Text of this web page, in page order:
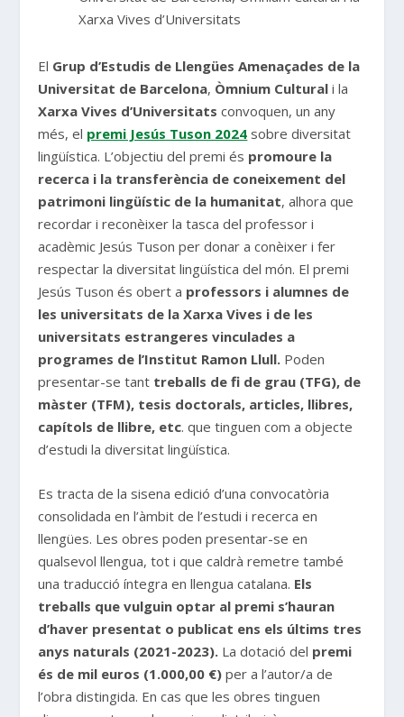
Xarxa Vives d’Universitats
El Grup d’Estudis de Llengües Amenaçades de la
Universitat de Barcelona, Òmnium Cultural i la
Xarxa Vives d’Universitats convoquen, un any
més, el premi Jesús Tuson 2024 sobre diversitat
lingüística. L’objectiu del premi és promoure la
recerca i la transferència de coneixement del
patrimoni lingüístic de la humanitat, alhora que
recordar i reconèixer la tasca del professor i
acadèmic Jesús Tuson per donar a conèixer i fer
respectar la diversitat lingüística del món. El premi
Jesús Tuson és obert a professors i alumnes de
les universitats de la Xarxa Vives i de les
universitats estrangeres vinculades a
programes de l’Institut Ramon Llull. Poden
presentar-se tant treballs de fi de grau (TFG), de
màster (TFM), tesis doctorals, articles, llibres,
capítols de llibre, etc. que tinguen com a objecte
d’estudi la diversitat lingüística.
Es tracta de la sisena edició d’una convocatòria
consolidada en l’àmbit de l’estudi i recerca en
llengües. Les obres poden presentar-se en
qualsevol llengua, tot i que caldrà remetre també
una traducció íntegra en llengua catalana. Els
treballs que vulguin optar al premi s’hauran
d’haver presentat o publicat ens els últims tres
anys naturals (2021-2023). La dotació del premi
és de mil euros (1.000,00 €) per a l’autor/a de
l’obra distingida. En cas que les obres tinguen